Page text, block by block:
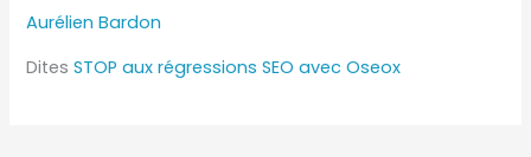
Aurélien Bardon
DitesSTOP aux régressions SEO avec Oseox